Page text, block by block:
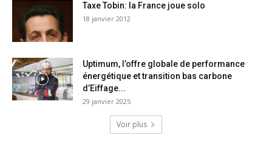
Taxe Tobin: la France joue solo
18 janvier 2012
Uptimum, l’offre globale de performance
énergétique et transition bas carbone
d’Eiffage...
29 janvier 2025
Voir plus